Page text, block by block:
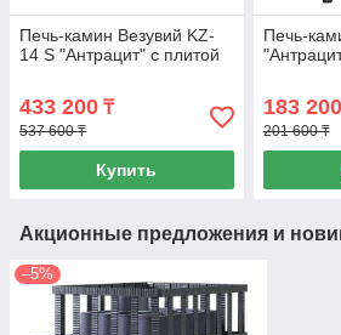
Печь-камин Везувий KZ-
14 S "Антрацит" с плитой
433 200 ₸
537 600 ₸
Купить
Печь-
183 200
201 600 ₸
Акционные предложения и
–5%